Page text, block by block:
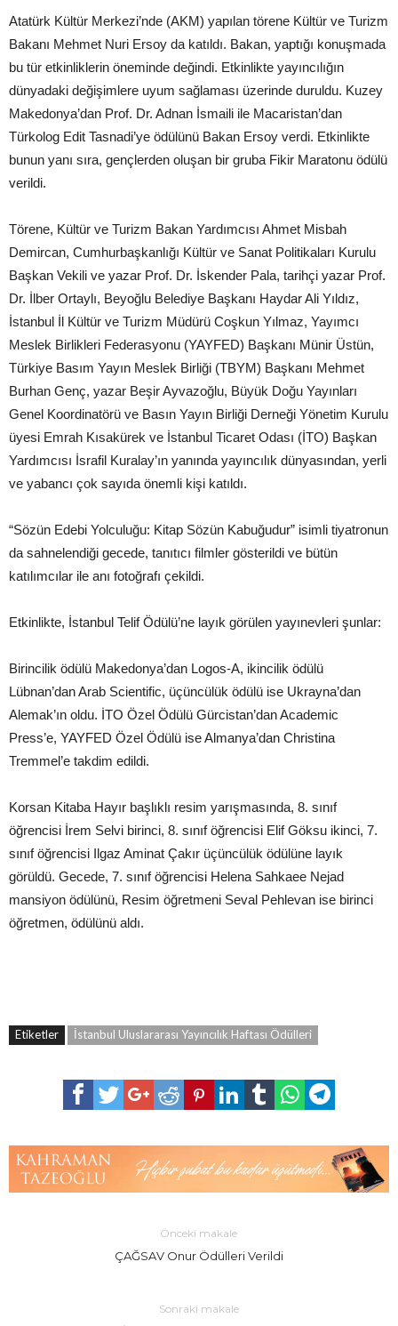
Atatürk Kültür Merkezi’nde (AKM) yapılan törene Kültür ve Turizm
Bakanı Mehmet Nuri Ersoy da katıldı. Bakan, yaptığı konuşmada
bu tür etkinliklerin öneminde değindi. Etkinlikte yayıncılığın
dünyadaki değişimlere uyum sağlaması üzerinde duruldu. Kuzey
Makedonya’dan Prof. Dr. Adnan İsmaili ile Macaristan’dan
Türkolog Edit Tasnadi’ye ödülünü Bakan Ersoy verdi. Etkinlikte
bunun yanı sıra, gençlerden oluşan bir gruba Fikir Maratonu ödülü
verildi.
Törene, Kültür ve Turizm Bakan Yardımcısı Ahmet Misbah
Demircan, Cumhurbaşkanlığı Kültür ve Sanat Politikaları Kurulu
Başkan Vekili ve yazar Prof. Dr. İskender Pala, tarihçi yazar Prof.
Dr. İlber Ortaylı, Beyoğlu Belediye Başkanı Haydar Ali Yıldız,
İstanbul İl Kültür ve Turizm Müdürü Coşkun Yılmaz, Yayımcı
Meslek Birlikleri Federasyonu (YAYFED) Başkanı Münir Üstün,
Türkiye Basım Yayın Meslek Birliği (TBYM) Başkanı Mehmet
Burhan Genç, yazar Beşir Ayvazoğlu, Büyük Doğu Yayınları
Genel Koordinatörü ve Basın Yayın Birliği Derneği Yönetim Kurulu
üyesi Emrah Kısakürek ve İstanbul Ticaret Odası (İTO) Başkan
Yardımcısı İsrafil Kuralay’ın yanında yayıncılık dünyasından, yerli
ve yabancı çok sayıda önemli kişi katıldı.
“Sözün Edebi Yolculuğu: Kitap Sözün Kabuğudur” isimli tiyatronun
da sahnelendiği gecede, tanıtıcı filmler gösterildi ve bütün
katılımcılar ile anı fotoğrafı çekildi.
Etkinlikte, İstanbul Telif Ödülü’ne layık görülen yayınevleri şunlar:
Birincilik ödülü Makedonya’dan Logos-A, ikincilik ödülü
Lübnan’dan Arab Scientific, üçüncülük ödülü ise Ukrayna’dan
Alemak’ın oldu. İTO Özel Ödülü Gürcistan’dan Academic
Press’e, YAYFED Özel Ödülü ise Almanya’dan Christina
Tremmel’e takdim edildi.
Korsan Kitaba Hayır başlıklı resim yarışmasında, 8. sınıf
öğrencisi İrem Selvi birinci, 8. sınıf öğrencisi Elif Göksu ikinci, 7.
sınıf öğrencisi Ilgaz Aminat Çakır üçüncülük ödülüne layık
görüldü. Gecede, 7. sınıf öğrencisi Helena Sahkaee Nejad
mansiyon ödülünü, Resim öğretmeni Seval Pehlevan ise birinci
öğretmen, ödülünü aldı.
Etiketler İstanbul Uluslararası Yayıncılık Haftası Ödülleri
Önceki makale
ÇAĞSAV Onur Ödülleri Verildi
Sonraki makale